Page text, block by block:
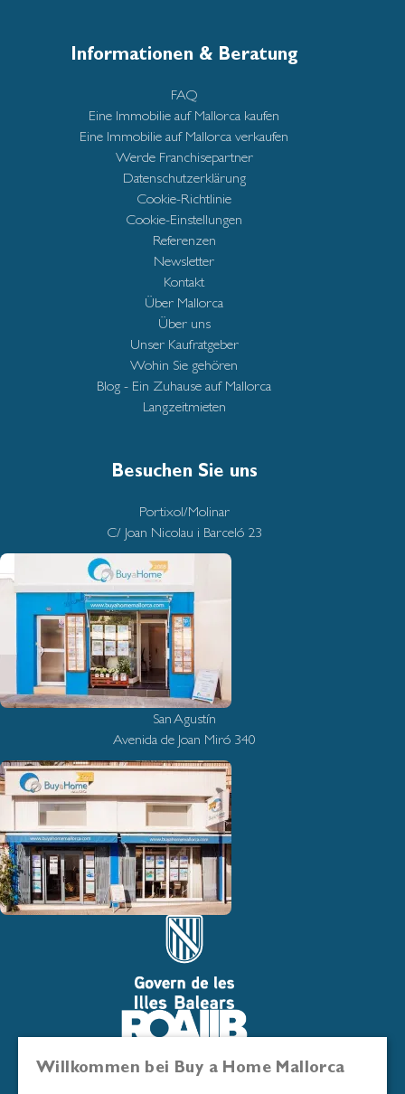
Informationen & Beratung
FAQ
Eine Immobilie auf Mallorca kaufen
Eine Immobilie auf Mallorca verkaufen
Werde Franchisepartner
Datenschutzerklärung
Cookie-Richtlinie
Cookie-Einstellungen
Referenzen
Newsletter
Kontakt
Über Mallorca
Über uns
Unser Kaufratgeber
Wohin Sie gehören
Blog - Ein Zuhause auf Mallorca
Langzeitmieten
Besuchen Sie uns
Portixol/Molinar
C/ Joan Nicolau i Barceló 23
San Agustín
Avenida de Joan Miró 340
Willkommen bei Buy a Home Mallorca